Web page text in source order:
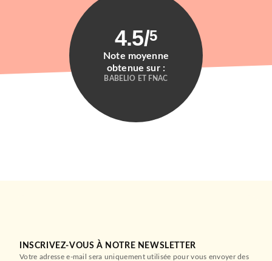
4.5/5
Note moyenne
obtenue sur :
BABELIO ET FNAC
INSCRIVEZ-VOUS À NOTRE NEWSLETTER
Votre adresse e-mail sera uniquement utilisée pour vous envoyer des